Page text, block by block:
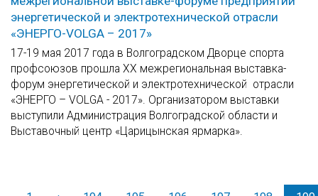
энергетической и электротехнической отрасли
«ЭНЕРГО-VOLGA – 2017»
17-19 мая 2017 года в Волгоградском Дворце спорта
профсоюзов прошла XX межрегиональная выставка-
форум энергетической и электротехнической отрасли
«ЭНЕРГО – VOLGA - 2017». Организатором выставки
выступили Администрация Волгоградской области и
Выставочный центр «Царицынская ярмарка».